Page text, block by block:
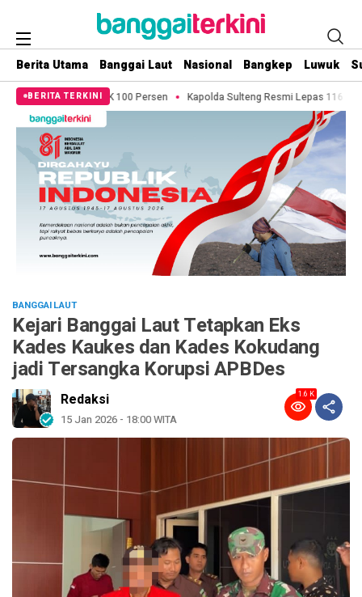
Berita Utama Banggai Laut Nasional Bangkep Luwuk
BERITA TERKINI
Persen Kapolda Sulteng Resmi Lepas 116 Personel Menuju Polres
BANGGAI LAUT
Kejari Banggai Laut Tetapkan Eks
Kades Kaukes dan Kades Kokudang
jadi Tersangka Korupsi APBDes
Redaksi
15 Jan 2026 - 18:00 WITA
1.6 K